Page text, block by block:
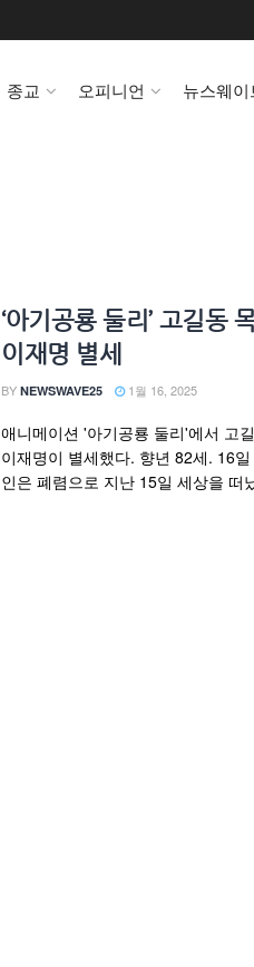
종교 오피니언 뉴스웨
‘아기공룡 둘리’ 고길동
이재명 별세
BY NEWSWAVE25 1월 16, 2025
애니메이션 '아기공룡 둘리'에서 고
이재명이 별세했다. 향년 82세. 16
인은 폐렴으로 지난 15일 세상을 떠